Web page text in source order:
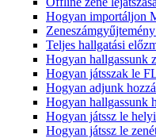
Hogyan importáljon
Teljes hallgatási
Hogyan hallgassunk
Hogyan játsszak le
Hogyan adjunk
Hogyan hallgassunk
Hogyan játssz le
Hogyan játssz le